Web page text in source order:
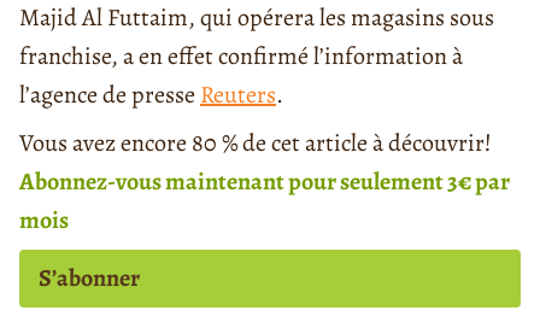
Majid Al Futtaim, qui opérera les magasins sous
franchise, a en effet confirmé l’information à
l’agence de presseReuters.
Vous avez encore 80 % de cet article à découvrir!
Abonnez-vous maintenant pour seulement 3€ par
mois
S’abonner